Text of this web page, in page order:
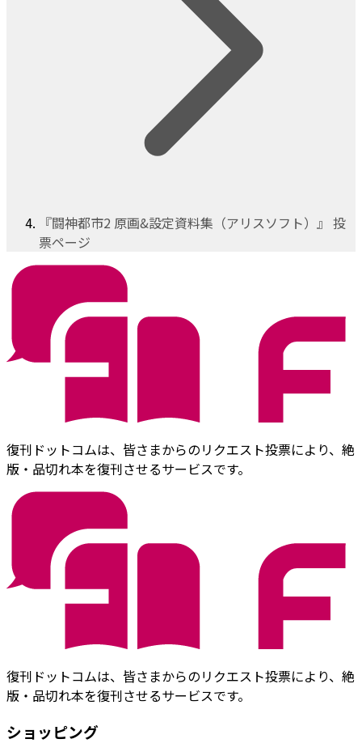
『闘神都市2 原画&設定資料集（アリスソフト）』 投
票ページ
復刊ドットコムは、皆さまからのリクエスト投票により、絶
版・品切れ本を復刊させるサービスです。
復刊ドットコムは、皆さまからのリクエスト投票により、絶
版・品切れ本を復刊させるサービスです。
ショッピング